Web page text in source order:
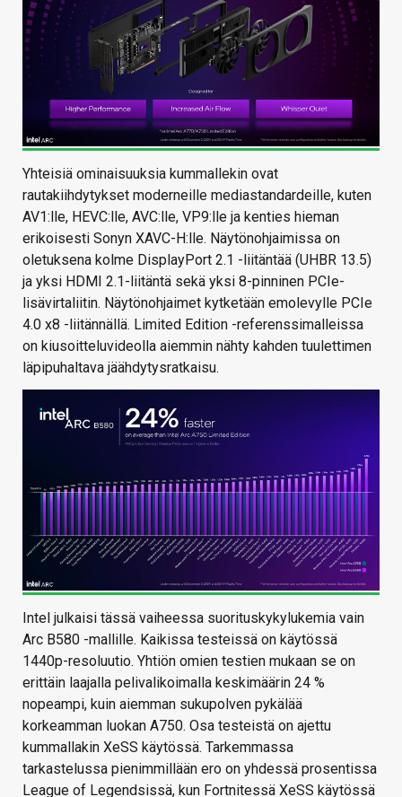
Yhteisiä ominaisuuksia kummallekin ovat
rautakiihdytykset moderneille mediastandardeille, kuten
AV1:lle, HEVC:lle, AVC:lle, VP9:lle ja kenties hieman
erikoisesti Sonyn XAVC-H:lle. Näytönohjaimissa on
oletuksena kolme DisplayPort 2.1 -liitäntää (UHBR 13.5)
ja yksi HDMI 2.1-liitäntä sekä yksi 8-pinninen PCIe-
lisävirtaliitin. Näytönohjaimet kytketään emolevylle PCIe
4.0 x8 -liitännällä. Limited Edition -referenssimalleissa
on kiusoitteluvideolla aiemmin nähty kahden tuulettimen
läpipuhaltava jäähdytysratkaisu.
Intel julkaisi tässä vaiheessa suorituskykylukemia vain
Arc B580 -mallille. Kaikissa testeissä on käytössä
1440p-resoluutio. Yhtiön omien testien mukaan se on
erittäin laajalla pelivalikoimalla keskimäärin 24 %
nopeampi, kuin aiemman sukupolven pykälää
korkeamman luokan A750. Osa testeistä on ajettu
kummallakin XeSS käytössä. Tarkemmassa
tarkastelussa pienimmillään ero on yhdessä prosentissa
League of Legendsissä, kun Fortnitessä XeSS käytössä